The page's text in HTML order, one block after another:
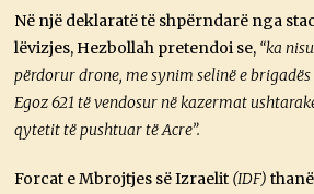
Në një deklaratë të shpërndarë nga
lëvizjes, Hezbollah pretendoi se, “ka
përdorur drone, me synim selinë e
Egoz 621 të vendosur në kazermat
qytetit të pushtuar të Acre”.
Forcat e Mbrojtjes së Izraelit (IDF)